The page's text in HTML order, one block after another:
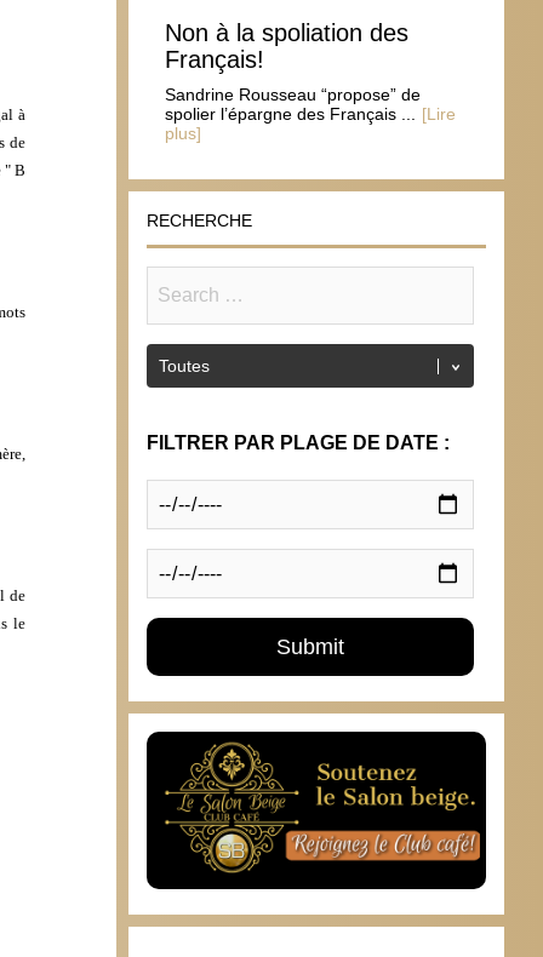
à
de
" B
de
le
Non à la spoliation des
Français!
Sandrine Rousseau “propose” de
spolier l’épargne des Français ...
[Lire
plus]
RECHERCHE
FILTRER PAR PLAGE DE DATE :